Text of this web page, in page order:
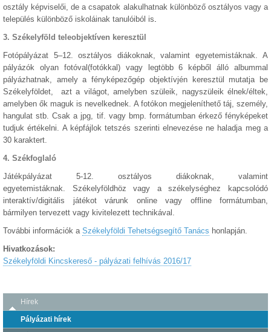
osztály képviselői, de a csapatok alakulhatnak különböző osztályos vagy a
település különböző iskoláinak tanulóiból is.
3. Székelyföld teleobjektíven keresztül
Fotópályázat 5–12. osztályos diákoknak, valamint egyetemistáknak. A
pályázók olyan fotóval(fotókkal) vagy legtöbb 6 képből álló albummal
pályázhatnak, amely a fényképezőgép objektívjén keresztül mutatja be
Székelyföldet, azt a világot, amelyben szüleik, nagyszüleik élnek/éltek,
amelyben ők maguk is nevelkednek. A fotókon megjeleníthető táj, személy,
hangulat stb. Csak a jpg, tif. vagy bmp. formátumban érkező fényképeket
tudjuk értékelni. A képfájlok tetszés szerinti elnevezése ne haladja meg a
30 karaktert.
4. Székfoglaló
Játékpályázat 5-12. osztályos diákoknak, valamint
egyetemistáknak. Székelyföldhöz vagy a székelységhez kapcsolódó
interaktív/digitális játékot várunk online vagy offline formátumban,
bármilyen tervezett vagy kivitelezett technikával.
További információk a Székelyföldi Tehetségsegítő Tanács honlapján.
Hivatkozások:
Székelyföldi Kincskereső - pályázati felhívás 2016/17
Hírek
Pályázati hírek